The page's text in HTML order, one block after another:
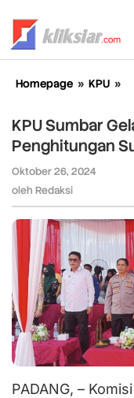
konten
Homepage » KPU »
KPU Sumbar
Penghitungan
Oktober 26, 2024
oleh Redaksi
PADANG, –